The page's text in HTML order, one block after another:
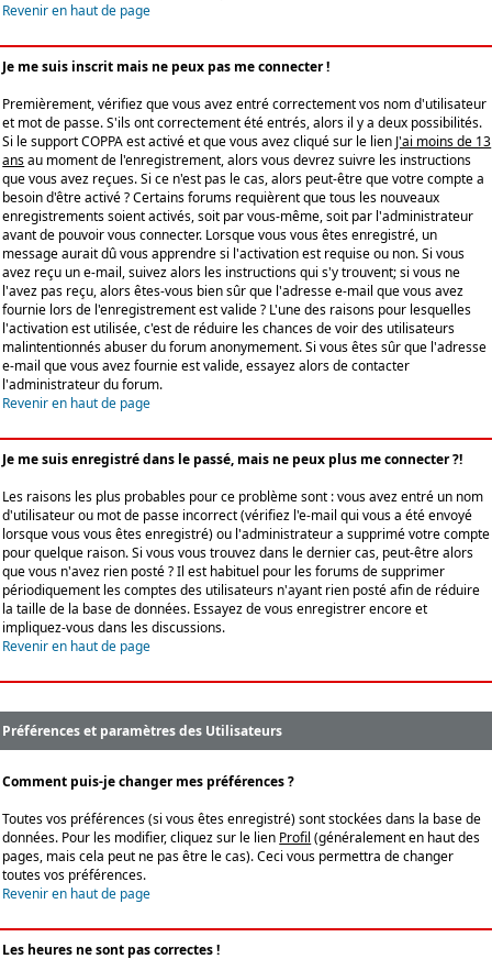
Revenir en haut de page
Je me suis inscrit mais ne peux pas me connecter !
Premièrement, vérifiez que vous avez entré correctement vos nom d'utilisateur
et mot de passe. S'ils ont correctement été entrés, alors il y a deux possibilités.
Si le support COPPA est activé et que vous avez cliqué sur le lien J'ai moins de 13
ansau moment de l'enregistrement, alors vous devrez suivre les instructions
que vous avez reçues. Si ce n'est pas le cas, alors peut-être que votre compte a
besoin d'être activé ? Certains forums requièrent que tous les nouveaux
enregistrements soient activés, soit par vous-même, soit par l'administrateur
avant de pouvoir vous connecter. Lorsque vous vous êtes enregistré, un
message aurait dû vous apprendre si l'activation est requise ou non. Si vous
avez reçu un e-mail, suivez alors les instructions qui s'y trouvent; si vous ne
l'avez pas reçu, alors êtes-vous bien sûr que l'adresse e-mail que vous avez
fournie lors de l'enregistrement est valide ? L'une des raisons pour lesquelles
l'activation est utilisée, c'est de réduire les chances de voir des utilisateurs
malintentionnés abuser du forum anonymement. Si vous êtes sûr que l'adresse
e-mail que vous avez fournie est valide, essayez alors de contacter
l'administrateur du forum.
Revenir en haut de page
Je me suis enregistré dans le passé, mais ne peux plus me connecter ?!
Les raisons les plus probables pour ce problème sont : vous avez entré un nom
d'utilisateur ou mot de passe incorrect (vérifiez l'e-mail qui vous a été envoyé
lorsque vous vous êtes enregistré) ou l'administrateur a supprimé votre compte
pour quelque raison. Si vous vous trouvez dans le dernier cas, peut-être alors
que vous n'avez rien posté ? Il est habituel pour les forums de supprimer
périodiquement les comptes des utilisateurs n'ayant rien posté afin de réduire
la taille de la base de données. Essayez de vous enregistrer encore et
impliquez-vous dans les discussions.
Revenir en haut de page
Préférences et paramètres des Utilisateurs
Comment puis-je changer mes préférences ?
Toutes vos préférences (si vous êtes enregistré) sont stockées dans la base de
données. Pour les modifier, cliquez sur le lien Profil (généralement en haut des
pages, mais cela peut ne pas être le cas). Ceci vous permettra de changer
toutes vos préférences.
Revenir en haut de page
Les heures ne sont pas correctes !